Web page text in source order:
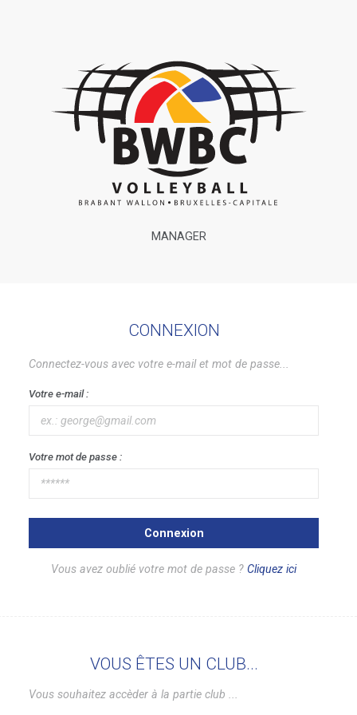
MANAGER
CONNEXION
Connectez-vous avec votre e-mail et mot de passe...
Votre e-mail :
Votre mot de passe :
Connexion
Vous avez oublié votre mot de passe ? Cliquez ici
VOUS ÊTES UN CLUB...
Vous souhaitez accèder à la partie club ...